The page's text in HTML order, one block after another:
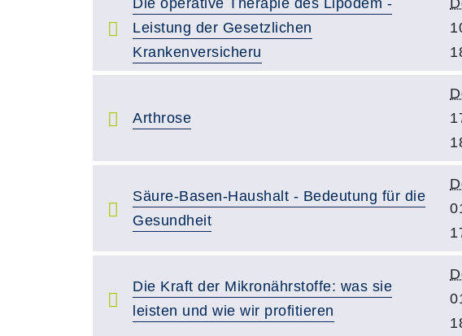
Leistung der Gesetzlichen
Krankenversicheru
Arthrose
Säure-Basen-Haushalt - Bedeutung für die
Gesundheit
Die Kraft der Mikronährstoffe: was sie
leisten und wie wir profitieren